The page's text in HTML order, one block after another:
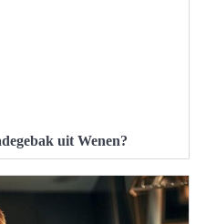
uit Wenen?